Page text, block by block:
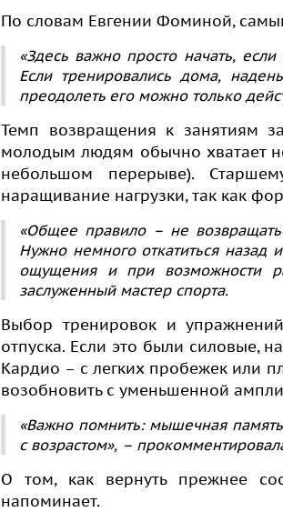
По словам Евгении Фоминой,
«Здесь важно просто начать,
Если тренировались дома,
преодолеть его можно только
Темп возвращения к занятиям
молодым людям обычно хватает
небольшом перерыве).
наращивание нагрузки, так как
«Общее правило – не
Нужно немного откатиться назад
ощущения и при возможности
заслуженный мастер спорта.
Выбор тренировок и
отпуска. Если это были силовые,
Кардио – с легких пробежек или
возобновить с уменьшенной
«Важно помнить: мышечная
с возрастом», –
О том, как вернуть прежнее
напоминает.